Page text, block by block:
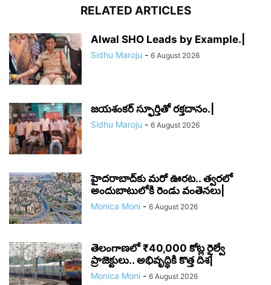
RELATED ARTICLES
Alwal SHO Leads by Example.|
Sidhu Maroju - 6 August 2026
జయశంకర్ స్ఫూర్తితో రక్తదానం.|
Sidhu Maroju - 6 August 2026
హైదరాబాద్‌కు మరో ఊరట.. త్వరలో
అందుబాటులోకి రెండు వంతెనలు|
Monica Moni - 6 August 2026
తెలంగాణలో ₹40,000 కోట్ల రైల్వే
ప్రాజెక్టులు.. అభివృద్ధికి కొత్త దిశ|
Monica Moni - 6 August 2026